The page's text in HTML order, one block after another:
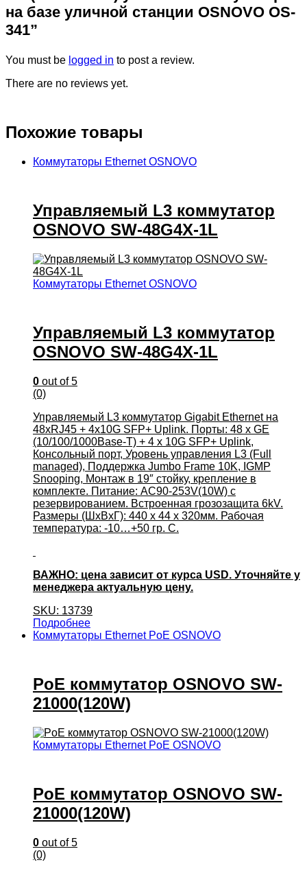
на базе уличной станции OSNOVO OS-
341”
You must be logged in to post a review.
There are no reviews yet.
Похожие товары
Коммутаторы Ethernet OSNOVO
Управляемый L3 коммутатор
OSNOVO SW-48G4X-1L
Коммутаторы Ethernet OSNOVO
Управляемый L3 коммутатор
OSNOVO SW-48G4X-1L
0 out of 5
(0)
Управляемый L3 коммутатор Gigabit Ethernet на
48xRJ45 + 4x10G SFP+ Uplink. Порты: 48 x GE
(10/100/1000Base-T) + 4 x 10G SFP+ Uplink,
Консольный порт, Уровень управления L3 (Full
managed), Поддержка Jumbo Frame 10K, IGMP
Snooping, Монтаж в 19″ стойку, крепление в
комплекте. Питание: AC90-253V(10W) c
резервированием. Встроенная грозозащита 6kV.
Размеры (ШхВхГ): 440 x 44 x 320мм. Рабочая
температура: -10…+50 гр. С.
ВАЖНО: цена зависит от курса USD. Уточняйте у
менеджера актуальную цену.
SKU: 13739
Подробнее
Коммутаторы Ethernet PoE OSNOVO
PoE коммутатор OSNOVO SW-
21000(120W)
Коммутаторы Ethernet PoE OSNOVO
PoE коммутатор OSNOVO SW-
21000(120W)
0 out of 5
(0)